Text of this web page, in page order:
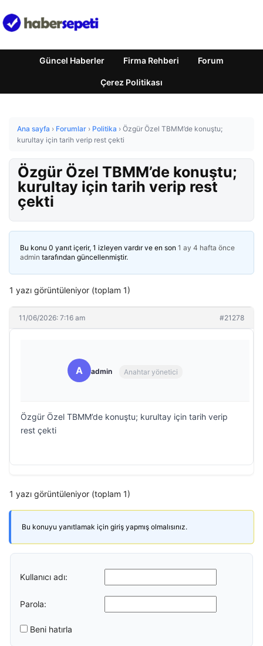
Güncel Haberler Firma Rehberi Forum
Çerez Politikası
Ana sayfa › Forumlar › Politika › Özgür Özel TBMM’de konuştu;
kurultay için tarih verip rest çekti
Özgür Özel TBMM’de konuştu;
kurultay için tarih verip rest
çekti
Bu konu 0 yanıt içerir, 1 izleyen vardır ve en son 1 ay 4 hafta önce
admin tarafından güncellenmiştir.
1 yazı görüntüleniyor (toplam 1)
11/06/2026: 7:16 am #21278
A admin Anahtar yönetici
Özgür Özel TBMM’de konuştu; kurultay için tarih verip
rest çekti
1 yazı görüntüleniyor (toplam 1)
Bu konuyu yanıtlamak için giriş yapmış olmalısınız.
Kullanıcı adı:
Parola:
Beni hatırla